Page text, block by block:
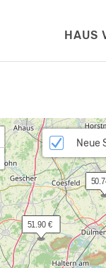
HAUS
51.90 €
Neue